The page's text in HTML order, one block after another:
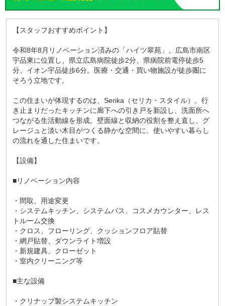
【スタッフおすすめポイント】
令和8年8月リノベーション済みの「ハイツ翠苑」。広島市南区
宇品東に位置し、県立広島病院徒歩2分、県病院前電停徒歩5
分、イオン宇品徒歩6分。医療・交通・買い物施設が徒歩圏に
そろう立地です。
この住まいが体現するのは、Serika（セリカ・スタイル）。行
き止まりだったキッチンに廊下への引き戸を新設し、洗面所へ
つながる生活動線を形成。壁面線と収納の役割を整え直し、グ
レージュと淡い木目がつくる静かな空間に、使いやすい暮らし
の流れを通した住まいです。
【設備】
■リノベーション内容
・間取、用途変更
・システムキッチン、システムバス、コスメカウンター、レス
トルーム交換
・クロス、フローリング、クッションフロア貼替
・網戸貼替、ダウンライト増設
・新規建具、クローゼット
・室内クリーニング等
■主な設備
・クリナップ製システムキッチン